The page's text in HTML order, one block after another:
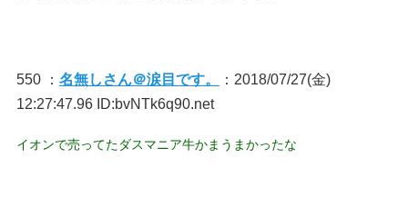
550 ： 名無しさん＠涙目です。
：2018/07/27(金)
12:27:47.96 ID:bvNTk6q90.net
イオンで売ってたダスマニア牛かまうまかったな